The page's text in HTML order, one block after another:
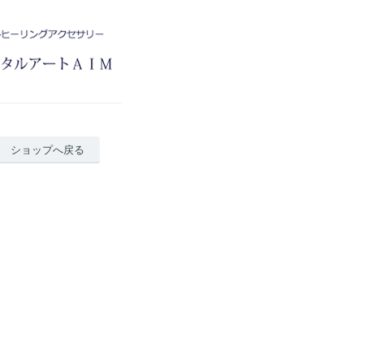
ショップへ戻る